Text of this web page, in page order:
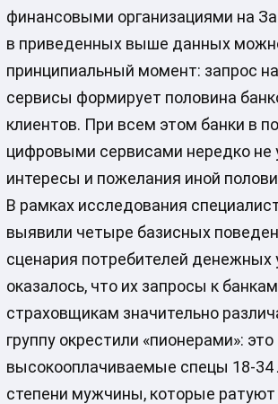
финансовыми организациями на
в приведенных выше данных
принципиальный момент: запрос
сервисы формирует половина
клиентов. При всем этом банки в
цифровыми сервисами нередко не
интересы и пожелания иной
В рамках исследования
выявили четыре базисных
сценария потребителей денежных
оказалось, что их запросы к
страховщикам значительно
группу окрестили «пионерами»:
высокооплачиваемые спецы 18-34
степени мужчины, которые ратуют